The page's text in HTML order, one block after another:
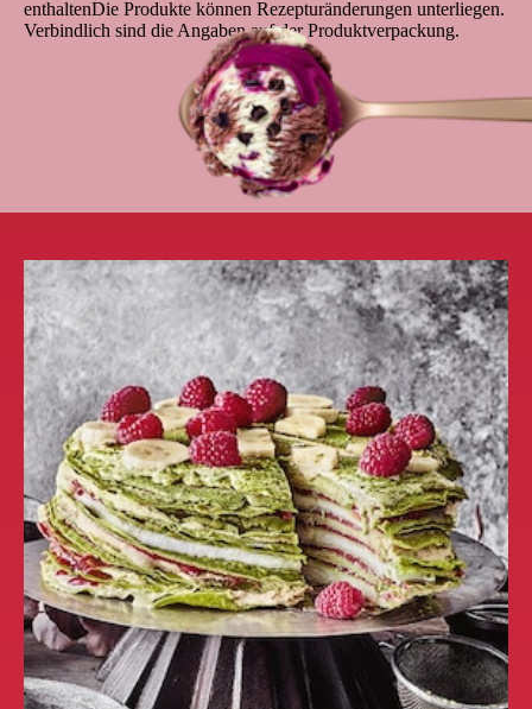
enthaltenDie Produkte können Rezepturänderungen unterliegen.
Verbindlich sind die Angaben auf der Produktverpackung.